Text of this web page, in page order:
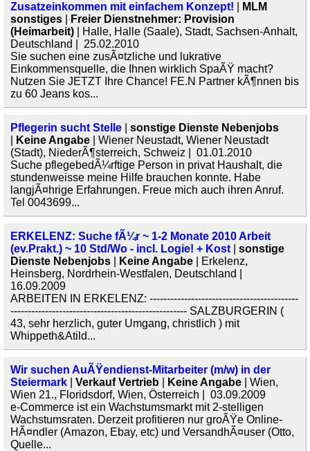
Zusatzeinkommen mit einfachem Konzept!
MLM
sonstiges
Freier Dienstnehmer: Provision
(Heimarbeit) | Halle, Halle (Saale), Stadt, Sachsen-Anhalt,
Deutschland | 25.02.2010
Sie suchen eine zusÃ¤tzliche und lukrative
Einkommensquelle, die Ihnen wirklich SpaÃŸ macht?
Nutzen Sie JETZT Ihre Chance! FE.N Partner kÃ¶nnen bis
zu 60 Jeans kos...
Pflegerin sucht Stelle
sonstige Dienste Nebenjobs
Keine Angabe | Wiener Neustadt, Wiener Neustadt
(Stadt), NiederÃ¶sterreich, Schweiz | 01.01.2010
Suche pflegebedÃ¼rftige Person in privat Haushalt, die
stundenweisse meine Hilfe brauchen konnte. Habe
langjÃ¤hrige Erfahrungen. Freue mich auch ihren Anruf.
Tel 0043699...
ERKELENZ: Suche fÃ¼r ~ 1-2 Monate 2010 Arbeit
(ev.Prakt.) ~ 10 Std/Wo - incl. Logie! + Kost
sonstige
Dienste Nebenjobs
Keine Angabe | Erkelenz,
Heinsberg, Nordrhein-Westfalen, Deutschland |
16.09.2009
ARBEITEN IN ERKELENZ: -------------------------------------------
--------------------------------------------------- SALZBURGERIN (
43, sehr herzlich, guter Umgang, christlich ) mit
Whippeth&Atild...
Wir suchen AuÃŸendienst-Mitarbeiter (m/w) in der
Steiermark
Verkauf Vertrieb Keine Angabe | Wien,
Wien 21., Floridsdorf, Wien, Österreich | 03.09.2009
e-Commerce ist ein Wachstumsmarkt mit 2-stelligen
Wachstumsraten. Derzeit profitieren nur groÃŸe Online-
HÃ¤ndler (Amazon, Ebay, etc) und VersandhÃ¤user (Otto,
Quelle...